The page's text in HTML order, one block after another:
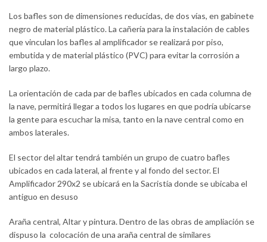
Los bafles son de dimensiones reducidas, de dos vías, en gabinete
negro de material plástico. La cañería para la instalación de cables
que vinculan los bafles al amplificador se realizará por piso,
embutida y de material plástico (PVC) para evitar la corrosión a
largo plazo.
La orientación de cada par de bafles ubicados en cada columna de
la nave, permitirá llegar a todos los lugares en que podría ubicarse
la gente para escuchar la misa, tanto en la nave central como en
ambos laterales.
El sector del altar tendrá también un grupo de cuatro bafles
ubicados en cada lateral, al frente y al fondo del sector. El
Amplificador 290x2 se ubicará en la Sacristía donde se ubicaba el
antiguo en desuso
Araña central, Altar y pintura. Dentro de las obras de ampliación se
dispuso la colocación de una araña central de similares